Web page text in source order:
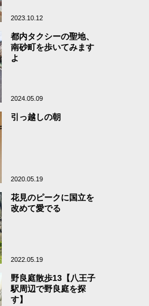
2023.10.12
都内タクシーの聖地、
南砂町を歩いてみます
よ
2024.05.09
引っ越しの朝
2020.05.19
花見のピークに国立を
改めて愛でる
2022.05.19
野良庭散歩13【八王子
駅周辺で野良庭を探
す】